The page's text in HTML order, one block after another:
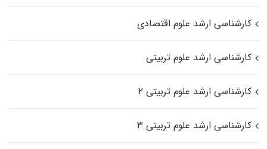
کارشناسی ارشد علوم اقتصادی
کارشناسی ارشد علوم تربیتی
کارشناسی ارشد علوم تربیتی ۲
کارشناسی ارشد علوم تربیتی ۳